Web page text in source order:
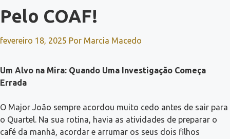
Pelo COAF!
fevereiro 18, 2025 Por Marcia Macedo
Um Alvo na Mira: Quando Uma Investigação Começa
Errada
O Major João sempre acordou muito cedo antes de sair para
o Quartel. Na sua rotina, havia as atividades de preparar o
café da manhã, acordar e arrumar os seus dois filhos